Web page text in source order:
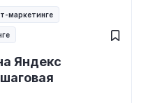
Яндекс
маркетинге